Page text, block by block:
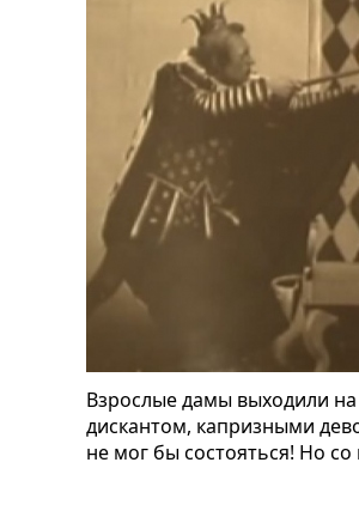
Взрослые дамы выходили
дискантом, капризными
не мог бы состояться! Но